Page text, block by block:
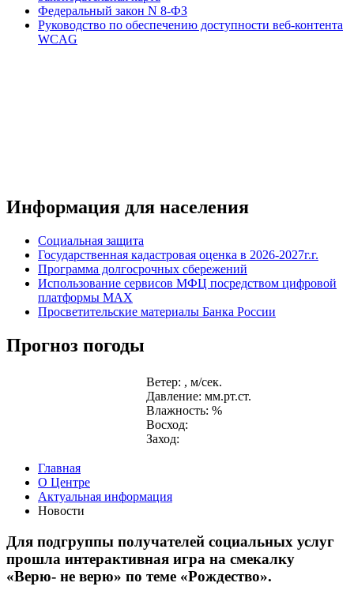
Федеральный закон N 8-ФЗ
Руководство по обеспечению доступности веб-контента
WCAG
Информация для населения
Социальная защита
Государственная кадастровая оценка в 2026-2027г.г.
Программа долгосрочных сбережений
Использование сервисов МФЦ посредством цифровой
платформы MAX
Просветительские материалы Банка России
Прогноз погоды
Ветер: , м/сек.
Давление: мм.рт.ст.
Влажность: %
Восход:
Заход:
Главная
О Центре
Актуальная информация
Новости
Для подгруппы получателей социальных услуг
прошла интерактивная игра на смекалку
«Верю- не верю» по теме «Рождество».